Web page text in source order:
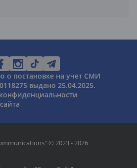
о постановке на учет СМИ
выдано 25.04.2025.
© 2023 - 2026